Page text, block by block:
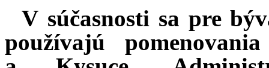
V súčasnosti sa pre
používajú